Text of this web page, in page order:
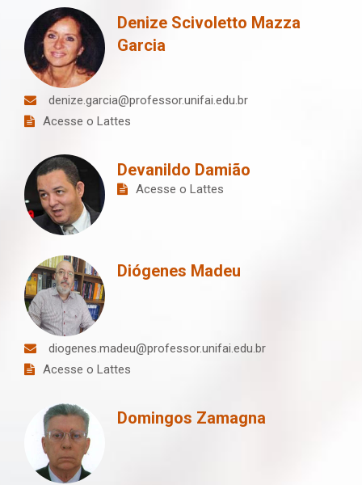
Denize Scivoletto Mazza
Garcia
denize.garcia@professor.unifai.edu.br
Acesse o Lattes
Devanildo Damião
Acesse o Lattes
Diógenes Madeu
diogenes.madeu@professor.unifai.edu.br
Acesse o Lattes
Domingos Zamagna